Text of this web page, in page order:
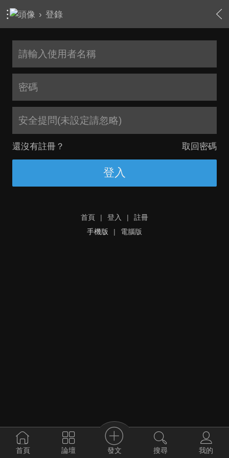
› 登錄
安全提問(未設定請忽略)
還沒有註冊？ 取回密碼
登入
首頁 | 登入 |
註冊
手機版
| 電腦版
首頁 論壇 發文 搜尋 我的